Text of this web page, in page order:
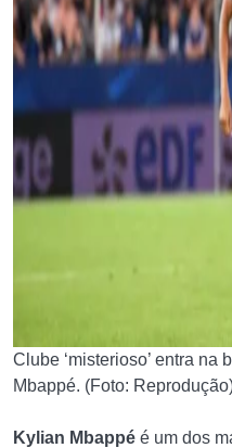
Clube ‘misterioso’ entra na
Mbappé. (Foto:
Kylian Mbappé é um dos